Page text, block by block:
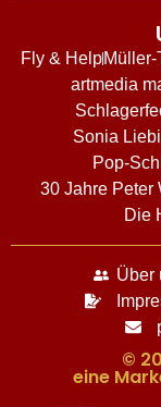
Fly & HelpMüller-
artmedia
Sonia
Pop-
30 Jahre Peter
Die
Über
©
eine